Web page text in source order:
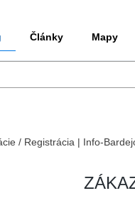
Články Mapy
/ Registrácia | Info-